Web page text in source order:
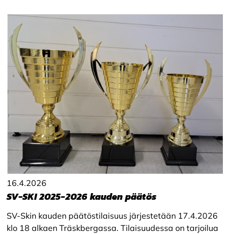
16.4.2026
SV-SKI 2025-2026 kauden päätös
SV-Skin kauden päätöstilaisuus järjestetään 17.4.2026
klo 18 alkaen Träskbergassa. Tilaisuudessa on tarjoilua